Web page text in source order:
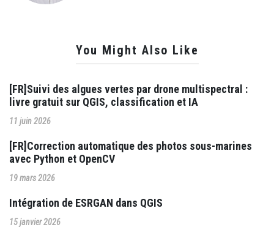
You Might Also Like
[FR]Suivi des algues vertes par drone multispectral :
livre gratuit sur QGIS, classification et IA
11 juin 2026
[FR]Correction automatique des photos sous-marines
avec Python et OpenCV
19 mars 2026
Intégration de ESRGAN dans QGIS
15 janvier 2026